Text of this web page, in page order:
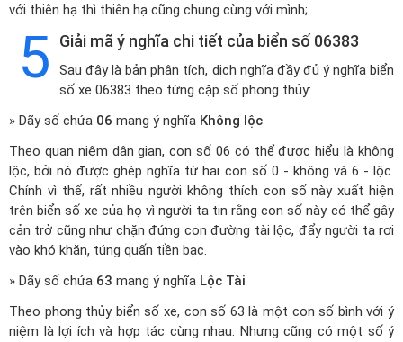
với thiên hạ thì thiên hạ cũng chung cùng với mình;
5 Giải mã ý nghĩa chi tiết của biển số 06383
Sau đây là bản phân tích, dịch nghĩa đầy đủ ý nghĩa biển
số xe 06383 theo từng cặp số phong thủy:
» Dãy số chứa 06 mang ý nghĩa Không lộc
Theo quan niệm dân gian, con số 06 có thể được hiểu là không
lộc, bởi nó được ghép nghĩa từ hai con số 0 - không và 6 - lộc.
Chính vì thế, rất nhiều người không thích con số này xuất hiện
trên biển số xe của họ vì người ta tin rằng con số này có thể gây
cản trở cũng như chặn đứng con đường tài lộc, đẩy người ta rơi
vào khó khăn, túng quấn tiền bạc.
» Dãy số chứa 63 mang ý nghĩa Lộc Tài
Theo phong thủy biển số xe, con số 63 là một con số bình với ý
niệm là lợi ích và hợp tác cùng nhau. Nhưng cũng có một số ý